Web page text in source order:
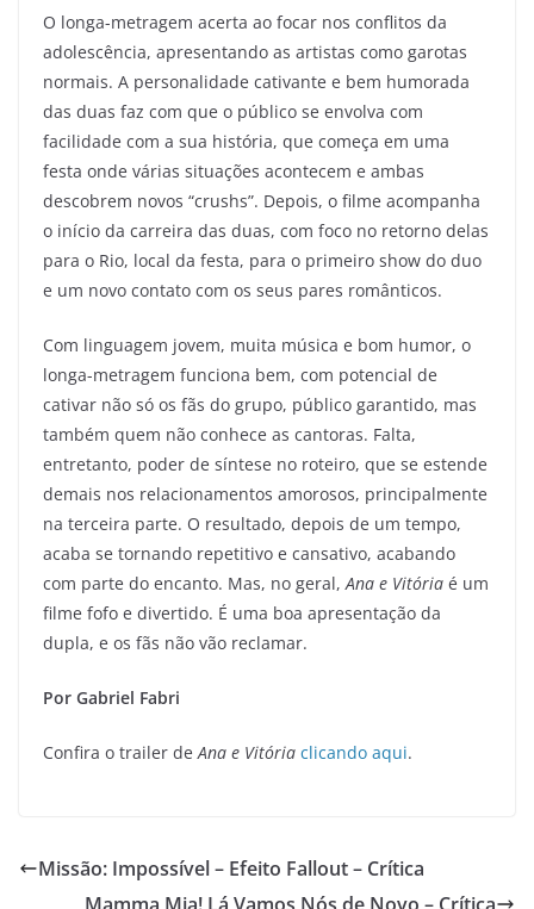
O longa-metragem acerta ao focar nos conflitos da
adolescência, apresentando as artistas como garotas
normais. A personalidade cativante e bem humorada
das duas faz com que o público se envolva com
facilidade com a sua história, que começa em uma
festa onde várias situações acontecem e ambas
descobrem novos “crushs”. Depois, o filme acompanha
o início da carreira das duas, com foco no retorno delas
para o Rio, local da festa, para o primeiro show do duo
e um novo contato com os seus pares românticos.
Com linguagem jovem, muita música e bom humor, o
longa-metragem funciona bem, com potencial de
cativar não só os fãs do grupo, público garantido, mas
também quem não conhece as cantoras. Falta,
entretanto, poder de síntese no roteiro, que se estende
demais nos relacionamentos amorosos, principalmente
na terceira parte. O resultado, depois de um tempo,
acaba se tornando repetitivo e cansativo, acabando
com parte do encanto. Mas, no geral,Ana e Vitória é um
filme fofo e divertido. É uma boa apresentação da
dupla, e os fãs não vão reclamar.
Por Gabriel Fabri
Confira o trailer deAna e Vitória clicando aqui.
Missão: Impossível – Efeito Fallout – Crítica